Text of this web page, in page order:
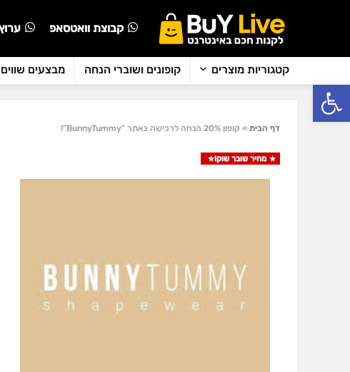
פתח סרגל נגישות
קבוצת וואטסאפ
קטגוריות מוצרים קופונים ושוברי הנחה מבצעים שווים
דף הבית » קופון 20% הנחה לרכישה באתר "BunnyTummy"!
מחיר שובר שוק!